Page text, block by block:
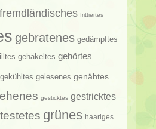
fremdländisches frittiertes
gebratenes gedämpftes
gehäkeltes gehörtes
gekühltes gelesenes genähtes
gesticktes gestricktes
grünes haariges